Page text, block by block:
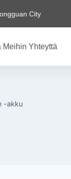
City
Meihin Yhteyttä
-akku